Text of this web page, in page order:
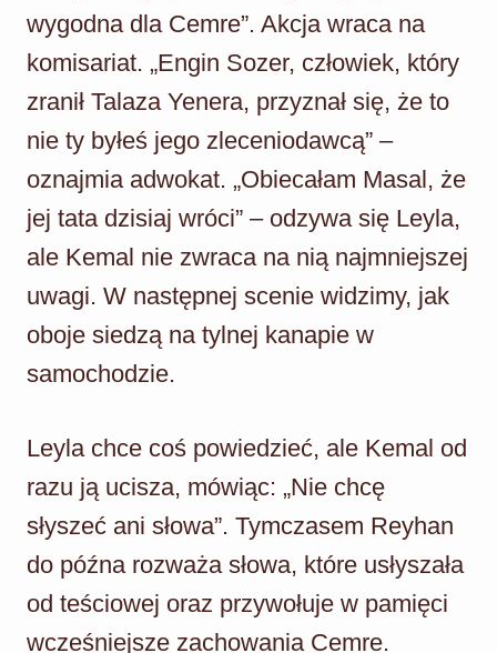
wygodna dla Cemre”. Akcja wraca na
komisariat. „Engin Sozer, człowiek, który
zranił Talaza Yenera, przyznał się, że to
nie ty byłeś jego zleceniodawcą” –
oznajmia adwokat. „Obiecałam Masal, że
jej tata dzisiaj wróci” – odzywa się Leyla,
ale Kemal nie zwraca na nią najmniejszej
uwagi. W następnej scenie widzimy, jak
oboje siedzą na tylnej kanapie w
samochodzie.
Leyla chce coś powiedzieć, ale Kemal od
razu ją ucisza, mówiąc: „Nie chcę
słyszeć ani słowa”. Tymczasem Reyhan
do późna rozważa słowa, które usłyszała
od teściowej oraz przywołuje w pamięci
wcześniejsze zachowania Cemre.